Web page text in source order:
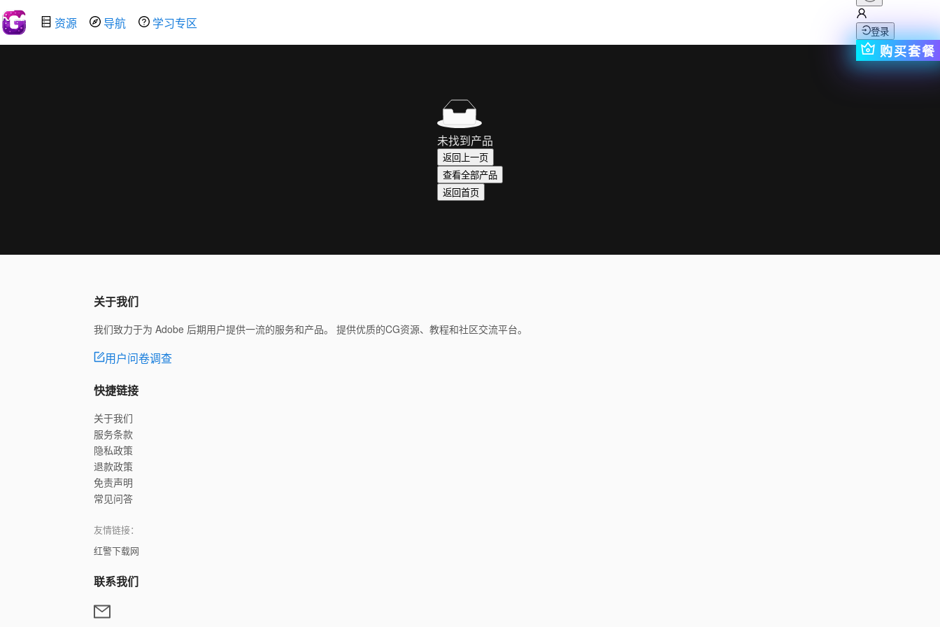
资源 导航 学习专区
登录
购买套餐
未找到产品
返回上一页
查看全部产品
返回首页
关于我们
我们致力于为 Adobe 后期用户提供一流的服务和产品。 提供优质的CG资源、教程和社区交流平台。
用户问卷调查
快捷链接
关于我们
服务条款
隐私政策
退款政策
免责声明
常见问答
友情链接：
红警下载网
联系我们